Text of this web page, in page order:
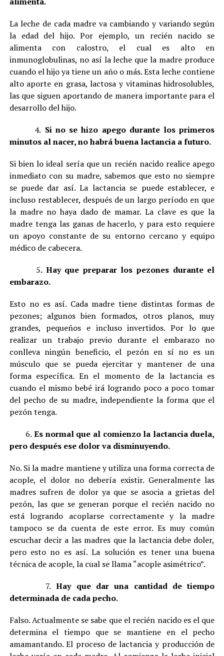
La leche de cada madre va cambiando y variando según
la edad del hijo. Por ejemplo, un recién nacido se
alimenta con calostro, el cual es alto en
inmunoglobulinas, no así la leche que la madre produce
cuando el hijo ya tiene un año o más. Esta leche contiene
alto aporte en grasa, lactosa y vitaminas hidrosolubles,
las que siguen aportando de manera importante para el
desarrollo del hijo.
4. Si no se hizo apego durante los primeros
minutos al nacer, no habrá buena lactancia a futuro.
Si bien lo ideal sería que un recién nacido realice apego
inmediato con su madre, sabemos que esto no siempre
se puede dar así. La lactancia se puede establecer, e
incluso restablecer, después de un largo período en que
la madre no haya dado de mamar. La clave es que la
madre tenga las ganas de hacerlo, y para esto requiere
un apoyo constante de su entorno cercano y equipo
médico de cabecera.
5. Hay que preparar los pezones durante el
embarazo.
Esto no es así. Cada madre tiene distintas formas de
pezones; algunos bien formados, otros planos, muy
grandes, pequeños e incluso invertidos. Por lo que
realizar un trabajo previo durante el embarazo no
conlleva ningún beneficio, el pezón en sí no es un
músculo que se pueda ejercitar y mantener de una
forma específica. En el momento de la lactancia es
cuando el mismo bebé irá logrando poco a poco tomar
del pecho de su madre, independiente la forma que el
pezón tenga.
6. Es normal que al comienzo la lactancia duela,
pero después ese dolor va disminuyendo.
No. Si la madre mantiene y utiliza una forma correcta de
acople, el dolor no debería existir. Generalmente las
madres sufren de dolor ya que se asocia a grietas del
pezón, las que se generan porque el recién nacido no
está logrando acoplarse correctamente y la madre
tampoco se da cuenta de este error. Es muy común
escuchar decir a las madres que la lactancia debe doler,
pero esto no es así. La solución es tener una buena
técnica de acople, la cual se llama “acople asimétrico”.
7. Hay que dar una cantidad de tiempo
determinada de cada pecho.
Falso. Actualmente se sabe que el recién nacido es el que
determina el tiempo que se mantiene en el pecho
amamantando. El proceso de lactancia y producción de